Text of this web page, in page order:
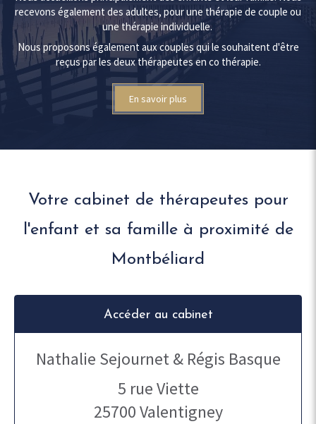
recevons également des adultes, pour une thérapie de couple ou
une thérapie individuelle.
Nous proposons également aux couples qui le souhaitent d'être
reçus par les deux thérapeutes en co thérapie.
En savoir plus
Votre cabinet de thérapeutes pour
l'enfant et sa famille à proximité de
Montbéliard
Accéder au cabinet
Nathalie Sejournet & Régis Basque
5 rue Viette
25700Valentigney